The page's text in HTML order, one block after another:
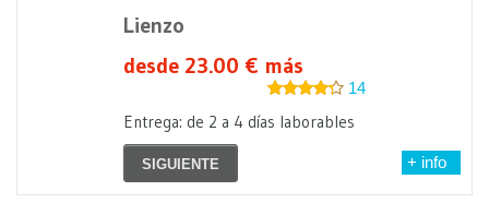
Lienzo
desde 23.00 € más
14
Entrega: de 2 a 4 días laborables
SIGUIENTE + info